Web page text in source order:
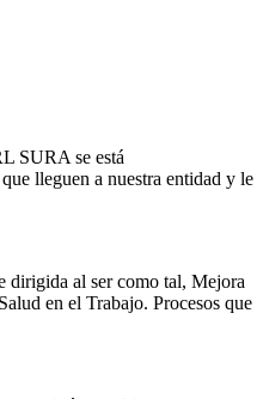
SURA se está
lleguen a nuestra entidad y le
dirigida al ser como tal, Mejora
en el Trabajo. Procesos que